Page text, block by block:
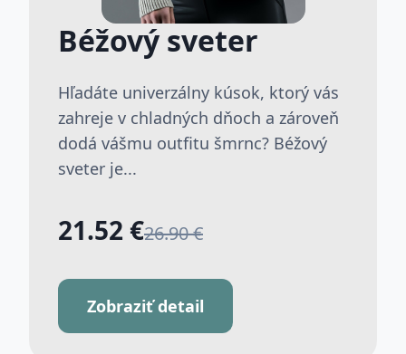
Béžový sveter
Hľadáte univerzálny kúsok, ktorý vás
zahreje v chladných dňoch a zároveň
dodá vášmu outfitu šmrnc? Béžový
sveter je...
21.52 €26.90 €
Zobraziť detail